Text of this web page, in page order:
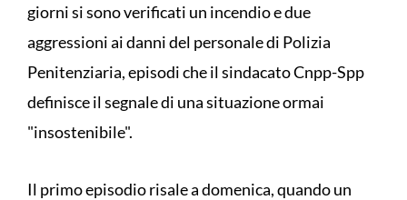
giorni si sono verificati un incendio e due
aggressioni ai danni del personale di Polizia
Penitenziaria, episodi che il sindacato Cnpp-Spp
definisce il segnale di una situazione ormai
"insostenibile".
Il primo episodio risale a domenica, quando un